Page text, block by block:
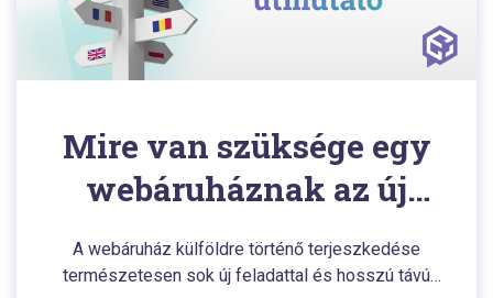
Mire van szüksége egy
webáruháznak az új
piacon történő
elhelyezkedéshez?
A webáruház külföldre történő terjeszkedése
természetesen sok új feladattal és hosszú távú